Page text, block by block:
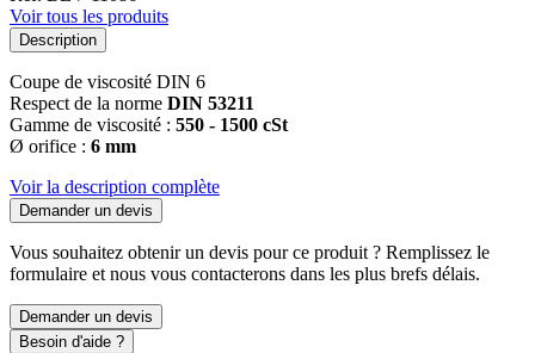
Voir tous les produits
Description
Coupe de viscosité DIN 6
Respect de la norme DIN 53211
Gamme de viscosité : 550 - 1500 cSt
Ø orifice : 6 mm
Voir la description complète
Demander un devis
Vous souhaitez obtenir un devis pour ce produit ? Remplissez le
formulaire et nous vous contacterons dans les plus brefs délais.
Demander un devis
Besoin d'aide ?